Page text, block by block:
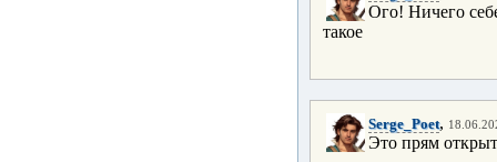
Ого! Ничего
такое
Serge_Poet,
Это прям